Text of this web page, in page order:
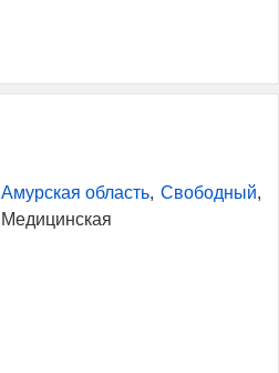
Амурская область, Свободный,
Медицинская